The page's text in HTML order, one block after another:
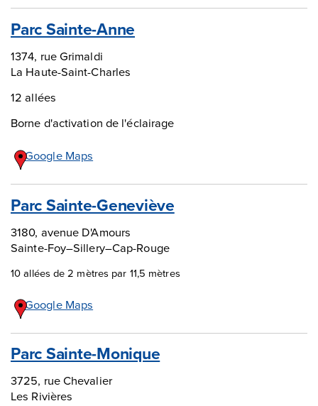
Parc Sainte-Anne
1374, rue Grimaldi
La Haute-Saint-Charles
12 allées
Borne d'activation de l'éclairage
Google Maps
Parc Sainte-Geneviève
3180, avenue D'Amours
Sainte-Foy–Sillery–Cap-Rouge
10 allées de 2 mètres par 11,5 mètres
Google Maps
Parc Sainte-Monique
3725, rue Chevalier
Les Rivières